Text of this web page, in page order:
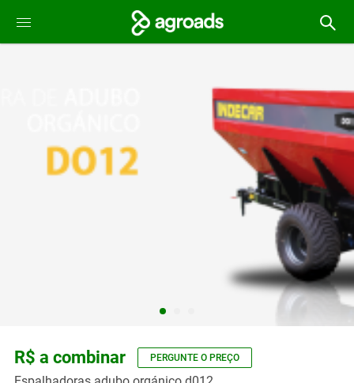
R$ a combinar PERGUNTE O PREÇO